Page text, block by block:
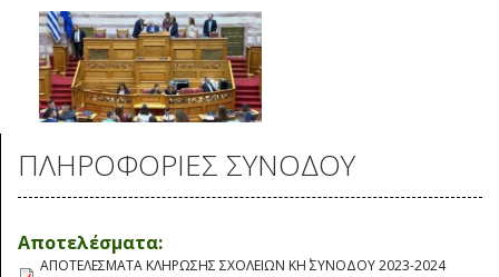
ΠΛΗΡΟΦΟΡΙΕΣ ΣΥΝΟΔΟΥ
Αποτελέσματα:
ΑΠΟΤΕΛΕΣΜΑΤΑ ΚΛΗΡΩΣΗΣ ΣΧΟΛΕΙΩΝ ΚΗ΄ ΣΥΝΟΔΟΥ 2023-2024